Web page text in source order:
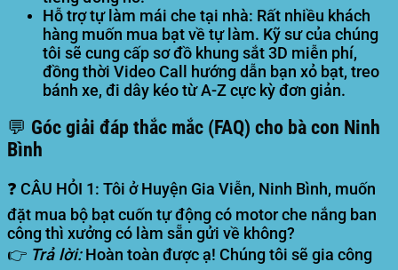
Hỗ trợ tự làm mái che tại nhà: Rất nhiều khách
hàng muốn mua bạt về tự làm. Kỹ sư của chúng
tôi sẽ cung cấp sơ đồ khung sắt 3D miễn phí,
đồng thời Video Call hướng dẫn bạn xỏ bạt, treo
bánh xe, đi dây kéo từ A-Z cực kỳ đơn giản.
💬 Góc giải đáp thắc mắc (FAQ) cho bà con Ninh
Bình
❓ CÂU HỎI 1: Tôi ở Huyện Gia Viễn, Ninh Bình, muốn
đặt mua bộ bạt cuốn tự động có motor che nắng ban
công thì xưởng có làm sẵn gửi về không?
👉 Trả lời:Hoàn toàn được ạ! Chúng tôi sẽ gia công